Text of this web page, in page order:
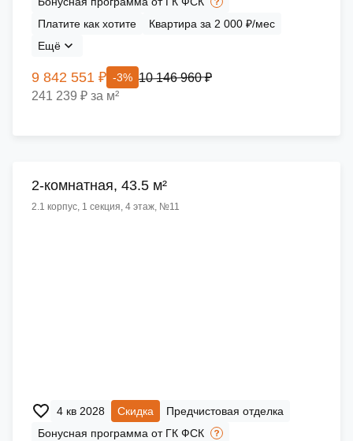
Платите как хотите
Квартира за 2 000 ₽/мес
Ещё
9 842 551 ₽ -3% 10 146 960 ₽
241 239 ₽ за м²
2-комнатная, 43.5 м²
2.1 корпус, 1 секция, 4 этаж, №11
4 кв 2028 Скидка
Предчистовая отделка
Бонусная программа от ГК ФСК